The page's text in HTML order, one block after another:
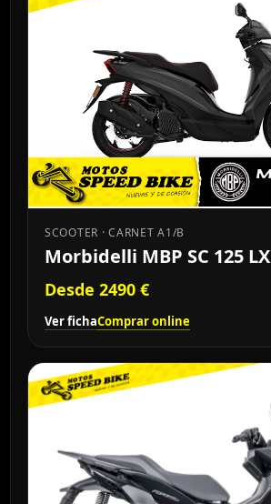
SCOOTER · CARNET A1/B
Morbidelli MBP SC 125 LX
Desde 2490 €
Ver fichaComprar online